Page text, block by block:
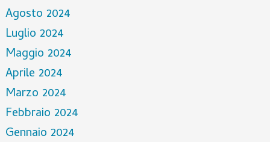
Agosto 2024
Luglio 2024
Maggio 2024
Aprile 2024
Marzo 2024
Febbraio 2024
Gennaio 2024